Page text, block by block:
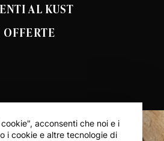
AL KUST
OFFERTE
acconsenti che noi e i
i cookie e altre tecnologie di